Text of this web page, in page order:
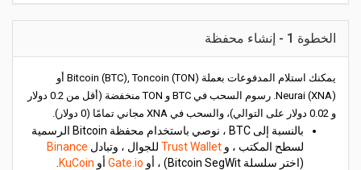
الخطوة 1 - إنشاء محفظة
يمكنك استلام المدفوعات بعملة Bitcoin (BTC), Toncoin (TON) أو
Neurai (XNA). رسوم السحب في BTC و TON منخفضة (أقل من 0.2 دولار
و 0.02 دولار على التوالي)، والسحب في XNA مجاني تمامًا (0 دولار).
بالنسبة إلى BTC ، نوصي باستخدام محفظة Bitcoin الرسمية
لسطح المكتب ، و Trust Wallet للجوال ، وتبادل Binance
(اختر سلسلة Bitcoin SegWit) ، أو
Gate.io أو KuCoin